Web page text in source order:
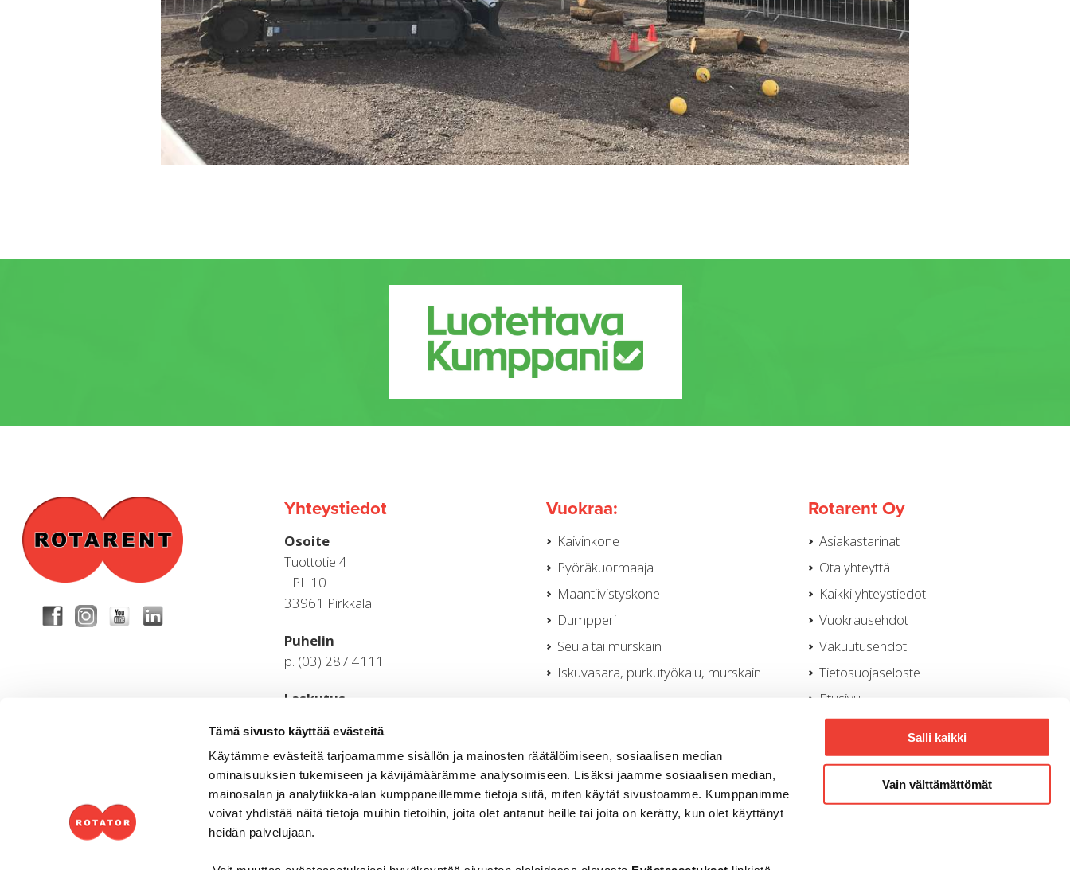
Tämä sivusto käyttää evästeitä
Käytämme evästeitä tarjoamamme sisällön ja mainosten räätälöimiseen, sosiaalisen median
ominaisuuksien tukemiseen ja kävijämäärämme analysoimiseen. Lisäksi jaamme sosiaalisen median,
mainosalan ja analytiikka-alan kumppaneillemme tietoja siitä, miten käytät sivustoamme. Kumppanimme
voivat yhdistää näitä tietoja muihin tietoihin, joita olet antanut heille tai joita on kerätty, kun olet käyttänyt
heidän palvelujaan.
Salli kaikki
Vain välttämättömät
Yhteystiedot
Osoite
Tuottotie 4
PL 10
33961 Pirkkala
Puhelin
p. (03) 287 4111
Laskutus
p. (03) 287 4218
Aukioloajat
Arkisin 8.00–16.00
Vuokraa:
Kaivinkone
Pyöräkuormaaja
Maantiivistyskone
Dumpperi
Seula tai murskain
Iskuvasara, purkutyökalu, murskain
Rotarent Oy
Asiakastarinat
Ota yhteyttä
Kaikki yhteystiedot
Vuokrausehdot
Vakuutusehdot
Tietosuojaseloste
Etusivu
Evästeasetukset
Rotator Oy
Whistleblowing -ilmoituskanava